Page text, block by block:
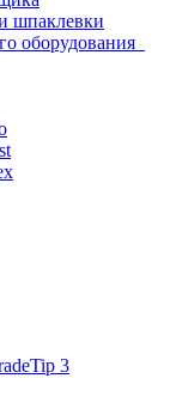
шпаклевки
оборудования
3